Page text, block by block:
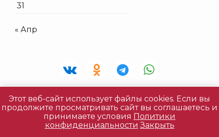
31
« Апр
Все права защищены © 2026 «Живая Фантазия» |
Политика конфиденциальности|
Этот веб-сайт использует файлы cookies. Если вы
продолжите просматривать сайт вы соглашаетесь и
принимаете условия Политики
конфиденциальности Закрыть